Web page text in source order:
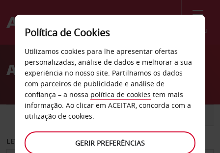
Menu
Welcome
AvisAluguer de carros Celle
CARRO
LEVANTAR EM
Política de Cookies
Utilizamos cookies para lhe apresentar ofertas
personalizadas, análise de dados e melhorar a sua
experiência no nosso site. Partilhamos os dados
com parceiros de publicidade e análise de
confiança – a nossa política de cookies tem mais
informação. Ao clicar em ACEITAR, concorda com a
utilização de cookies.
GERIR PREFERÊNCIAS